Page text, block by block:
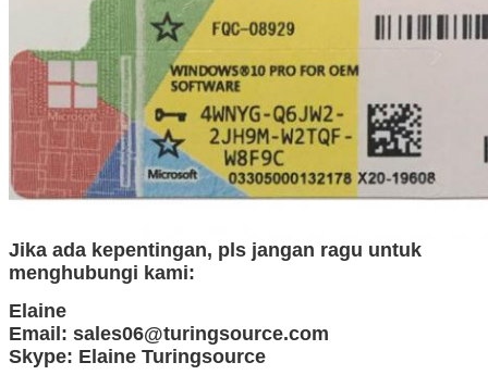
Jika ada kepentingan, pls jangan ragu untuk
menghubungi kami:
Elaine
Email: sales06@turingsource.com
Skype: Elaine Turingsource